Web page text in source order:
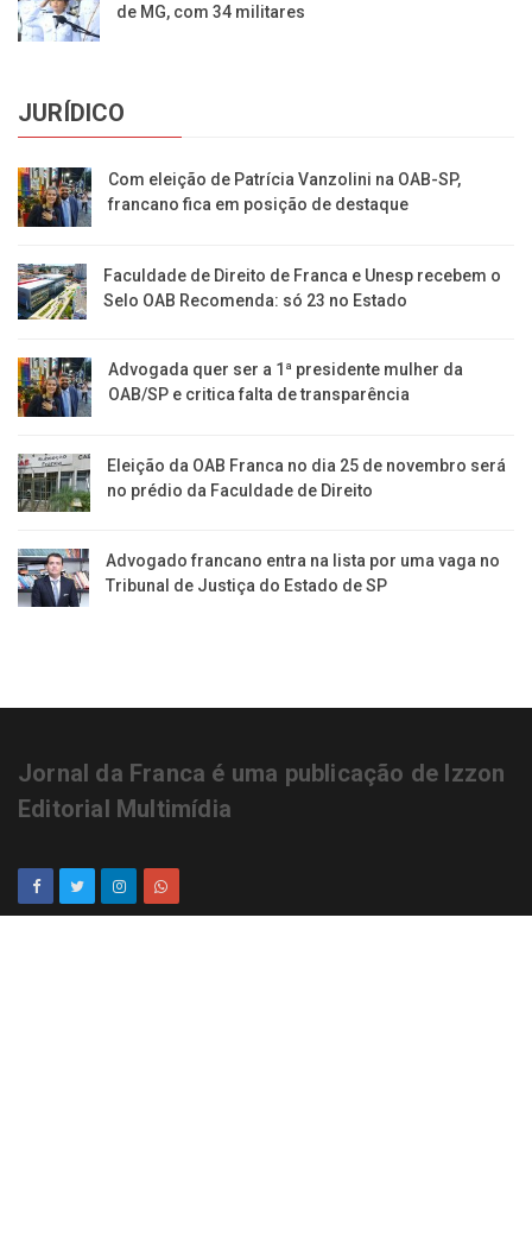
de MG, com 34 militares
JURÍDICO
Com eleição de Patrícia Vanzolini na OAB-SP,
francano fica em posição de destaque
Faculdade de Direito de Franca e Unesp recebem o
Selo OAB Recomenda: só 23 no Estado
Advogada quer ser a 1ª presidente mulher da
OAB/SP e critica falta de transparência
Eleição da OAB Franca no dia 25 de novembro será
no prédio da Faculdade de Direito
Advogado francano entra na lista por uma vaga no
Tribunal de Justiça do Estado de SP
Jornal da Franca é uma publicação de Izzon
Editorial Multimídia